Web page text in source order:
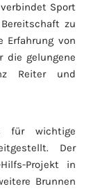
Sport
zu
Erfahrung von
die gelungene
Reiter und
für wichtige
Der
Projekt in
Brunnen